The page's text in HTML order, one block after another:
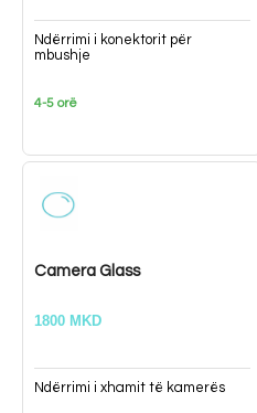
Ndërrimi i konektorit për
mbushje
4-5 orë
Camera Glass
1800 MKD
Ndërrimi i xhamit të kamerës